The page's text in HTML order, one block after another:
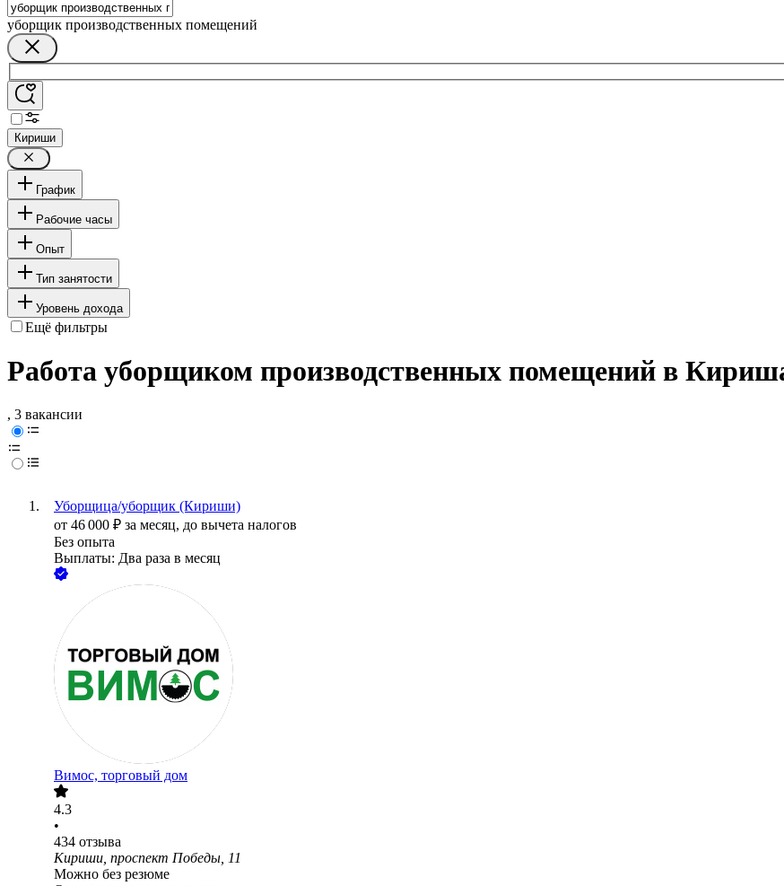
уборщик производственных помещений
Кириши
График
Рабочие часы
Опыт
Тип занятости
Уровень дохода
Ещё фильтры
Работа уборщиком производственных помещений в
, 3 вакансии
Уборщица/уборщик (Кириши)
от 46 000 ₽ за месяц, до вычета налогов
Без опыта
Выплаты: Два раза в месяц
Вимос, торговый дом
4.3
•
434 отзыва
Кириши, проспект Победы, 11
Можно без резюме